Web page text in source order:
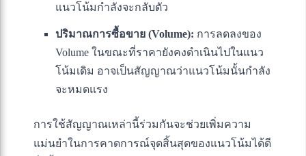
แนวโน้มกำลังจะกลับตัว
ปริมาณการซื้อขาย (Volume): การลดลงของ
Volume ในขณะที่ราคายังคงดำเนินไปในแนว
โน้มเดิม อาจเป็นสัญญาณว่าแนวโน้มนั้นกำลัง
จะหมดแรง
การใช้สัญญาณเหล่านี้ร่วมกันจะช่วยเพิ่มความ
แม่นยำในการคาดการณ์จุดสิ้นสุดของแนวโน้มได้ดี